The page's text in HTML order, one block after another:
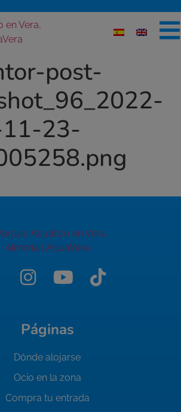
post-
23-
Páginas
Dónde alojarse
Ocio en la zona
Compra tu entrada